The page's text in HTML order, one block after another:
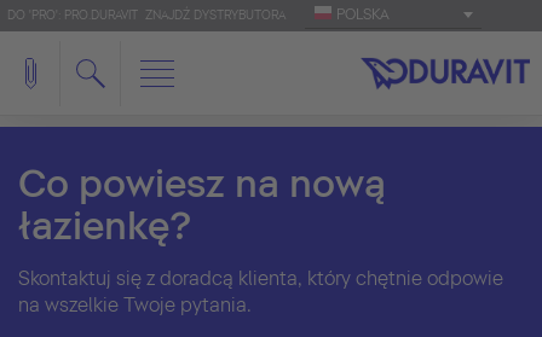
DO 'PRO': PRO.DURAVIT ZNAJDŹ DYSTRYBUTORA POLSKA
Co powiesz na nową
łazienkę?
Skontaktuj się z doradcą klienta, który chętnie odpowie
na wszelkie Twoje pytania.